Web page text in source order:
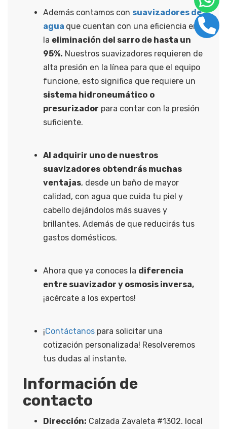
Además contamos con suavizadores de
agua que cuentan con una eficiencia en
la eliminación del sarro de hasta un
95%. Nuestros suavizadores requieren de
alta presión en la línea para que el equipo
funcione, esto significa que requiere un
sistema hidroneumático o
presurizador para contar con la presión
suficiente.
Al adquirir uno de nuestros
suavizadores obtendrás muchas
ventajas, desde un baño de mayor
calidad, con agua que cuida tu piel y
cabello dejándolos más suaves y
brillantes. Además de que reducirás tus
gastos domésticos.
Ahora que ya conoces la diferencia
entre suavizador y osmosis inversa,
¡acércate a los expertos!
¡Contáctanos para solicitar una
cotización personalizada! Resolveremos
tus dudas al instante.
Información de
contacto
Dirección: Calzada Zavaleta #1302. local